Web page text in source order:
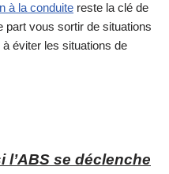
à la conduite reste la clé de
part vous sortir de situations
éviter les situations de
l’ABS se déclenche